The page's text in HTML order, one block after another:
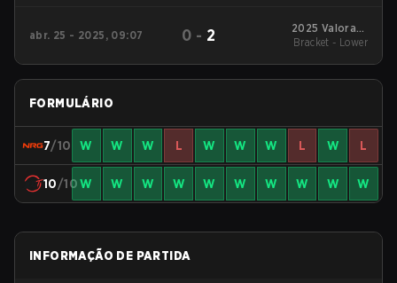
abr. 25 - 2025, 09:07 0 - 2
2025 Valorant
Champions Tour:
Bracket - Lower
FORMULÁRIO
7/10 W W W L W W W L W L
10/10W W W W W W W W W W
INFORMAÇÃO DE PARTIDA